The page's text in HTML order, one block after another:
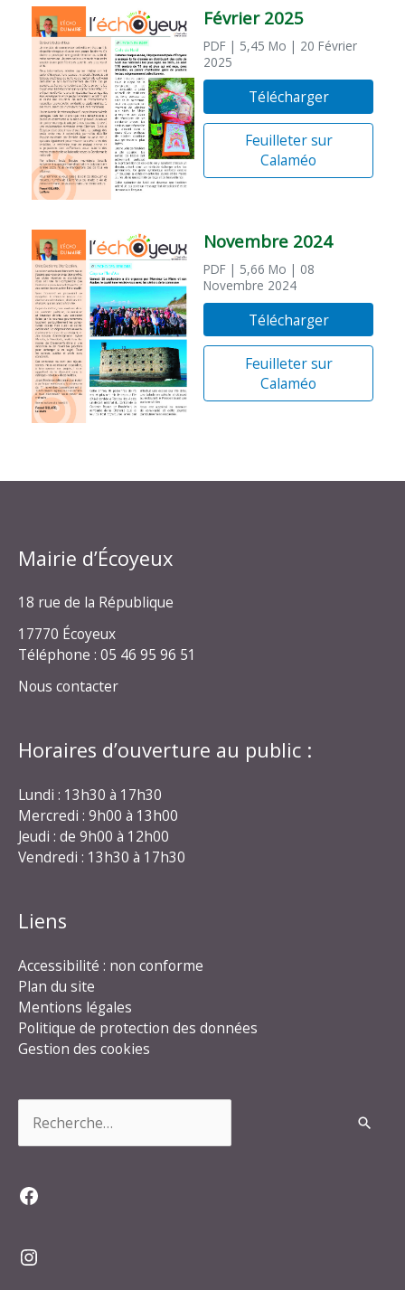
Février 2025
PDF | 5,45 Mo | 20 Février
2025
Télécharger
Feuilleter sur
Calaméo
Novembre 2024
PDF | 5,66 Mo | 08
Novembre 2024
Télécharger
Feuilleter sur
Calaméo
Mairie d’Écoyeux
18 rue de la République
17770 Écoyeux
Téléphone : 05 46 95 96 51
Nous contacter
Horaires d’ouverture au public :
Lundi : 13h30 à 17h30
Mercredi : 9h00 à 13h00
Jeudi : de 9h00 à 12h00
Vendredi : 13h30 à 17h30
Liens
Accessibilité : non conforme
Plan du site
Mentions légales
Politique de protection des données
Gestion des cookies
Facebook
Instagram